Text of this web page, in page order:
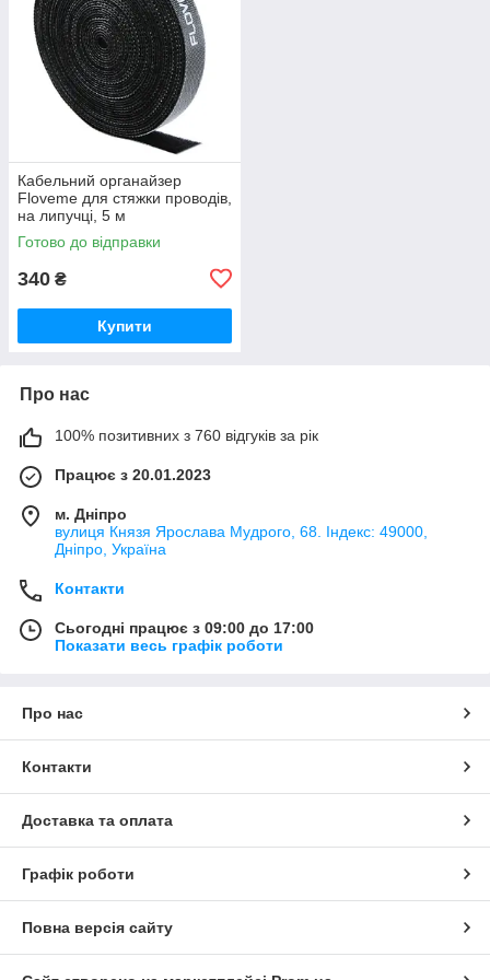
Кабельний органайзер
Floveme для стяжки проводів,
на липучці, 5 м
Готово до відправки
340 ₴
Купити
Про нас
100% позитивних з 760 відгуків за рік
Працює з 20.01.2023
м. Дніпро
вулиця Князя Ярослава Мудрого, 68. Індекс: 49000,
Дніпро, Україна
Контакти
Сьогодні працює з 09:00 до 17:00
Показати весь графік роботи
Про нас
Контакти
Доставка та оплата
Графік роботи
Повна версія сайту